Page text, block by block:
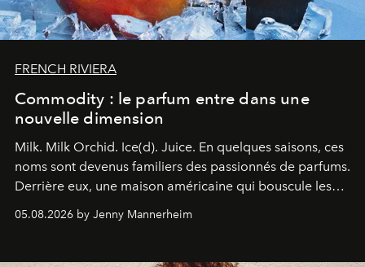
FRENCH RIVIERA
Commodity : le parfum entre dans une
nouvelle dimension
Milk. Milk Orchid. Ice(d). Juice. En quelques saisons, ces
noms sont devenus familiers des passionnés de parfums.
Derrière eux, une maison américaine qui bouscule les
une approche aussi intuitive que personnelle :
05.08.2026 by Jenny Mannerheim